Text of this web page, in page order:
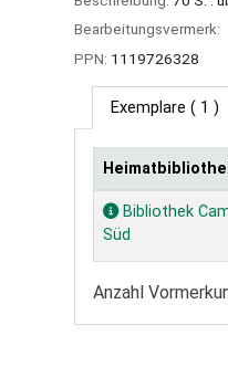
Bearbeitungsvermerk:
PPN: 1119726328
Exemplare ( 1 )
Exemplare
Bibliothek
Süd
Anzahl